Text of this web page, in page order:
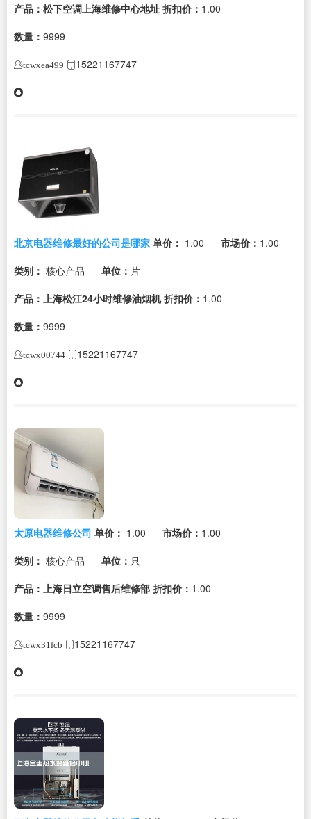
产品：松下空调上海维修中心地址 折扣价： 1.00
数量： 9999
tcwxea499 15221167747
北京电器维修最好的公司是哪家 单价： 1.00 市场价： 1.00
类别： 核心产品 单位： 片
产品：上海松江24小时维修油烟机 折扣价： 1.00
数量： 9999
tcwx00744 15221167747
太原电器维修公司 单价： 1.00 市场价： 1.00
类别： 核心产品 单位： 只
产品：上海日立空调售后维修部 折扣价： 1.00
数量： 9999
tcwx31fcb 15221167747